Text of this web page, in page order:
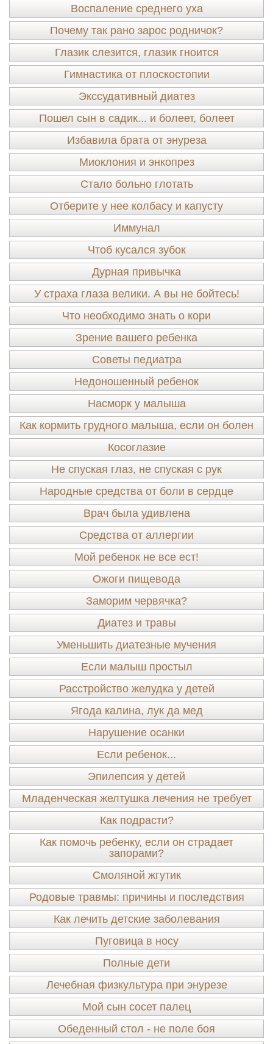
Воспаление среднего уха
Почему так рано зарос родничок?
Глазик слезится, глазик гноится
Гимнастика от плоскостопии
Экссудативный диатез
Пошел сын в садик... и болеет, болеет
Избавила брата от энуреза
Миоклония и энкопрез
Стало больно глотать
Отберите у нее колбасу и капусту
Иммунал
Чтоб кусался зубок
Дурная привычка
У страха глаза велики. А вы не бойтесь!
Что необходимо знать о кори
Зрение вашего ребенка
Советы педиатра
Недоношенный ребенок
Насморк у малыша
Как кормить грудного малыша, если он болен
Косоглазие
Не спуская глаз, не спуская с рук
Народные средства от боли в сердце
Врач была удивлена
Средства от аллергии
Мой ребенок не все ест!
Ожоги пищевода
Заморим червячка?
Диатез и травы
Уменьшить диатезные мучения
Если малыш простыл
Расстройство желудка у детей
Ягода калина, лук да мед
Нарушение осанки
Если ребенок...
Эпилепсия у детей
Младенческая желтушка лечения не требует
Как подрасти?
Как помочь ребенку, если он страдает
запорами?
Смоляной жгутик
Родовые травмы: причины и последствия
Как лечить детские заболевания
Пуговица в носу
Полные дети
Лечебная физкультура при энурезе
Мой сын сосет палец
Обеденный стол - не поле боя